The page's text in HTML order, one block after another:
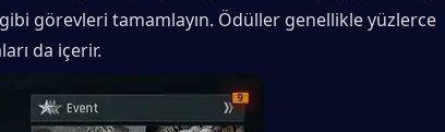
görevleri tamamlayın. Ödüller genellikle yüzlerce
da içerir.